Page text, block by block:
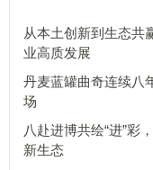
从本土创新到生态共
业高质发展
丹麦蓝罐曲奇连续八
场
八赴进博共绘“进”彩
新生态